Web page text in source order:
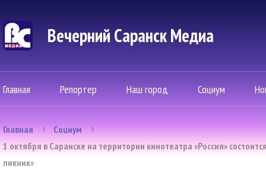
Вечерний Саранск Mедиа
Главная Репортер Наш город Социум
Главная
Социум
1 октября в Саранске на территории кинотеатра «Россия»
пикник»